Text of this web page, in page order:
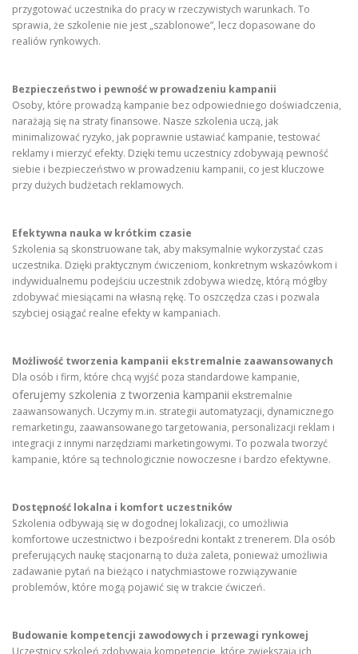
przygotować uczestnika do pracy w rzeczywistych warunkach. To
sprawia, że szkolenie nie jest „szablonowe”, lecz dopasowane do
realiów rynkowych.
Bezpieczeństwo i pewność w prowadzeniu kampanii
Osoby, które prowadzą kampanie bez odpowiedniego doświadczenia,
narażają się na straty finansowe. Nasze szkolenia uczą, jak
minimalizować ryzyko, jak poprawnie ustawiać kampanie, testować
reklamy i mierzyć efekty. Dzięki temu uczestnicy zdobywają pewność
siebie i bezpieczeństwo w prowadzeniu kampanii, co jest kluczowe
przy dużych budżetach reklamowych.
Efektywna nauka w krótkim czasie
Szkolenia są skonstruowane tak, aby maksymalnie wykorzystać czas
uczestnika. Dzięki praktycznym ćwiczeniom, konkretnym wskazówkom i
indywidualnemu podejściu uczestnik zdobywa wiedzę, którą mógłby
zdobywać miesiącami na własną rękę. To oszczędza czas i pozwala
szybciej osiągać realne efekty w kampaniach.
Możliwość tworzenia kampanii ekstremalnie zaawansowanych
Dla osób i firm, które chcą wyjść poza standardowe kampanie,
oferujemy szkolenia z tworzenia kampanii ekstremalnie
zaawansowanych. Uczymy m.in. strategii automatyzacji, dynamicznego
remarketingu, zaawansowanego targetowania, personalizacji reklam i
integracji z innymi narzędziami marketingowymi. To pozwala tworzyć
kampanie, które są technologicznie nowoczesne i bardzo efektywne.
Dostępność lokalna i komfort uczestników
Szkolenia odbywają się w dogodnej lokalizacji, co umożliwia
komfortowe uczestnictwo i bezpośredni kontakt z trenerem. Dla osób
preferujących naukę stacjonarną to duża zaleta, ponieważ umożliwia
zadawanie pytań na bieżąco i natychmiastowe rozwiązywanie
problemów, które mogą pojawić się w trakcie ćwiczeń.
Budowanie kompetencji zawodowych i przewagi rynkowej